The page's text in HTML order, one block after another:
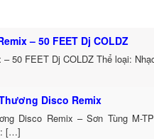
– 50 FEET Dj COLDZ
50 FEET Dj COLDZ Thể loại:
Disco Remix
Disco Remix – Sơn Tùng M-
[…]